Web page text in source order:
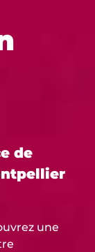
de
une